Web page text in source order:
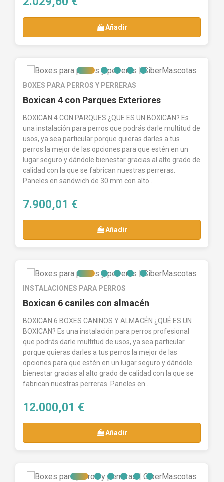
Añadir
BOXES PARA PERROS Y PERRERAS
Boxican 4 con Parques Exteriores
BOXICAN 4 CON PARQUES ¿QUE ES UN BOXICAN? Es
una instalación para perros que podrás darle multitud de
usos, ya sea particular porque quieras darles a tus
perros la mejor de las opciones para que estén en un
lugar seguro y dándole bienestar gracias al alto grado de
calidad con la que se fabrican nuestras perreras.
Paneles en sandwich de 30 mm con alto...
7.900,01 €
Añadir
INSTALACIONES PARA PERROS
Boxican 6 caniles con almacén
BOXICAN 6 BOXES CANINOS Y ALMACÉN ¿QUÉ ES UN
BOXICAN? Es una instalación para perros profesional
que podrás darle multitud de usos, ya sea particular
porque quieras darles a tus perros la mejor de las
opciones para que estén en un lugar seguro y dándole
bienestar gracias al alto grado de calidad con la que se
fabrican nuestras perreras. Paneles en...
12.000,01 €
Añadir